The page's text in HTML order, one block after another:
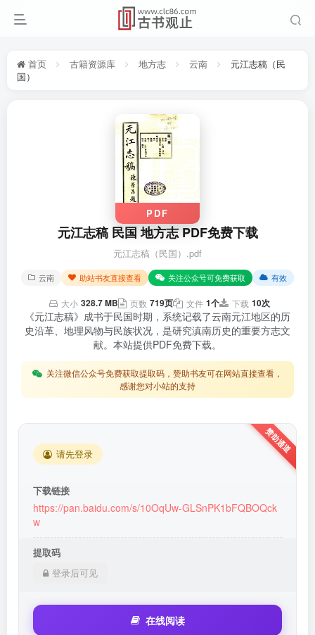
首页 古籍资源库 地方志 云南
元江志稿（民
国）
PDF
元江志稿 民国 地方志 PDF免费下载
元江志稿（民国）.pdf
云南 助站书友直接查看 关注公众号可免费获取 有效
大小 328.7 MB 页数 719页 文件 1个 下载 10次
《元江志稿》成书于民国时期，系统记载了云南元江地区的历
史沿革、地理风物与民族状况，是研究滇南历史的重要方志文
献。本站提供PDF免费下载。
关注微信公众号免费获取提取码，赞助书友可在网站直接查看，
感谢您对小站的支持
请先登录
下载链接
https://pan.baidu.com/s/10OqUw-GLSnPK1bFQBOQck
w
提取码
登录后可见
在线阅读